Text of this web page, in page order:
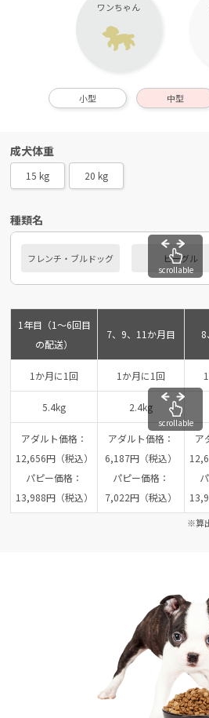
ワンちゃん
小型 中型
成犬体重
15 kg 20 kg
種類名
フレンチ・ブルドッグ ビーグル
scrollable
1年目（1～6回目
の配送）
7、9、11か月目
1か月に1回 1か月に1回
5.4kg 2.4kg
アダルト価格：
12,656円（税込）
パピー価格：
13,988円（税込）
アダルト価格：
6,187円（税込）
パピー価格：
7,022円（税込）
ア
scrollable
※算